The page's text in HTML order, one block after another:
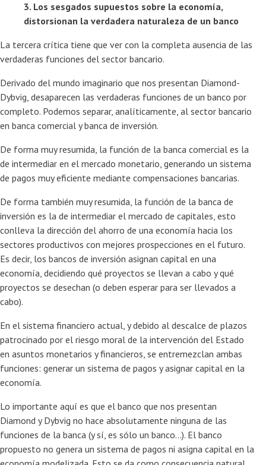
3. Los sesgados supuestos sobre la economía,
distorsionan la verdadera naturaleza de un banco
La tercera crítica tiene que ver con la completa ausencia de las
verdaderas funciones del sector bancario.
Derivado del mundo imaginario que nos presentan Diamond-
Dybvig, desaparecen las verdaderas funciones de un banco por
completo. Podemos separar, analíticamente, al sector bancario
en banca comercial y banca de inversión.
De forma muy resumida, la función de la banca comercial es la
de intermediar en el mercado monetario, generando un sistema
de pagos muy eficiente mediante compensaciones bancarias.
De forma también muy resumida, la función de la banca de
inversión es la de intermediar el mercado de capitales, esto
conlleva la dirección del ahorro de una economía hacia los
sectores productivos con mejores prospecciones en el futuro.
Es decir, los bancos de inversión asignan capital en una
economía, decidiendo qué proyectos se llevan a cabo y qué
proyectos se desechan (o deben esperar para ser llevados a
cabo).
En el sistema financiero actual, y debido al descalce de plazos
patrocinado por el riesgo moral de la intervención del Estado
en asuntos monetarios y financieros, se entremezclan ambas
funciones: generar un sistema de pagos y asignar capital en la
economía.
Lo importante aquí es que el banco que nos presentan
Diamond y Dybvig no hace absolutamente ninguna de las
funciones de la banca (y sí, es sólo un banco…). El banco
propuesto no genera un sistema de pagos ni asigna capital en la